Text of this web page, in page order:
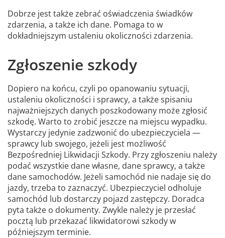
Dobrze jest także zebrać oświadczenia świadków
zdarzenia, a także ich dane. Pomaga to w
dokładniejszym ustaleniu okoliczności zdarzenia.
Zgłoszenie szkody
Dopiero na końcu, czyli po opanowaniu sytuacji,
ustaleniu okoliczności i sprawcy, a także spisaniu
najważniejszych danych poszkodowany może zgłosić
szkodę. Warto to zrobić jeszcze na miejscu wypadku.
Wystarczy jedynie zadzwonić do ubezpieczyciela —
sprawcy lub swojego, jeżeli jest możliwość
Bezpośredniej Likwidacji Szkody. Przy zgłoszeniu należy
podać wszystkie dane własne, dane sprawcy, a także
dane samochodów. Jeżeli samochód nie nadaje się do
jazdy, trzeba to zaznaczyć. Ubezpieczyciel odholuje
samochód lub dostarczy pojazd zastępczy. Doradca
pyta także o dokumenty. Zwykle należy je przesłać
pocztą lub przekazać likwidatorowi szkody w
późniejszym terminie.